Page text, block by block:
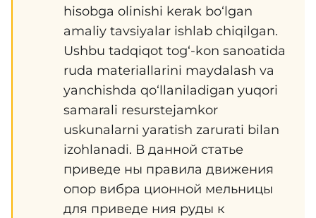
hisobga olinishi kerak bo‘lgan
amaliy tavsiyalar ishlab chiqilgan.
Ushbu tadqiqot tog‘-kon sanoatida
ruda materiallarini maydalash va
yanchishda qo‘llaniladigan yuqori
samarali resurstejamkor
uskunalarni yaratish zarurati bilan
izohlanadi. В данной статье
приведе ны правила движения
опор вибра ционной мельницы
для приведе ния руды к